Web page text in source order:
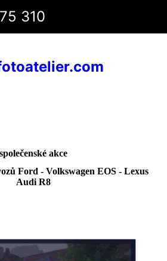
310
společenské akce
Ford - Volkswagen EOS - Lexus
Audi R8